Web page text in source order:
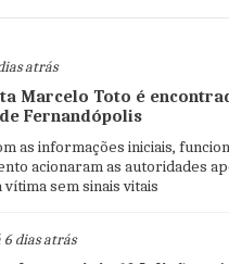
atrás
Marcelo Toto é
Fernandópolis
as informações iniciais,
acionaram as autoridades
sem sinais vitais
dias atrás